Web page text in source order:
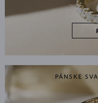
PÁNSKE